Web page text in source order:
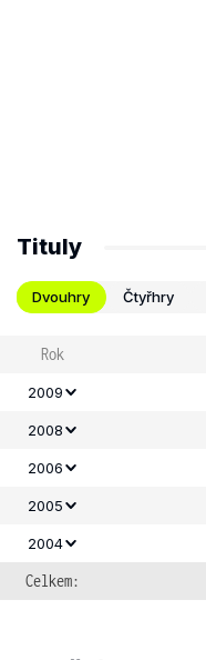
Tituly
Dvouhry Čtyřhry
Rok
2009
2008
2006
2005
2004
Celkem: